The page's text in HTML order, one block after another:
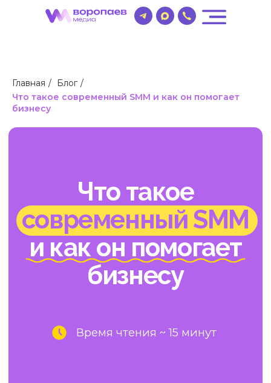
Главная / Блог /
Что такое современный SMM и как он помогает
бизнесу
и как он помогает
бизнесу
Время чтения ~ 15 минут